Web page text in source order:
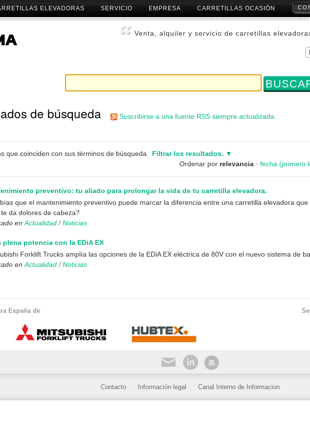
ELEVADORAS SERVICIO EMPRESA CARRETILLAS OCASIÓN
Venta, alquiler y servicio de carretillas
de búsqueda Suscribirse a una fuente RSS siempre actualizada.
que coinciden con sus términos de búsqueda
Filtrar los resultados.
Ordenar por relevancia · fecha (primero
preventivo: tu aliado para prolongar la vida de tu carretilla elevadora.
que el mantenimiento preventivo puede marcar la diferencia entre una carretilla elevadora
da dolores de cabeza?
en Actualidad /Noticias
plena potencia con la EDiA EX
Forklift Trucks amplía las opciones de la EDiA EX eléctrica de 80V con el nuevo sistema de
en Actualidad /Noticias
España de
Contacto Información legal Canal Interno de Informacion